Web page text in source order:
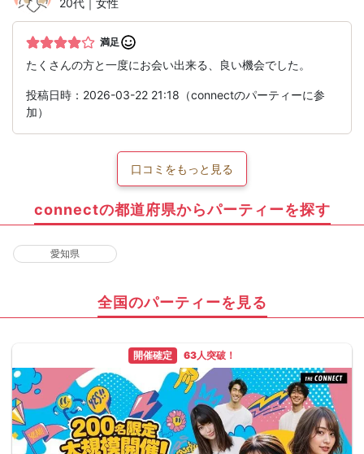
20代｜女性
満足
たくさんの方と一度にお会い出来る、良い機会でした。
投稿日時：2026-03-22 21:18（connectのパーティーに参
加）
口コミをもっと見る
connectの都道府県からパーティーを探す
愛知県
全国のパーティーを見る
開催確定 63人突破！